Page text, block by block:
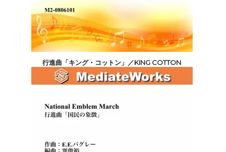
行進曲「キング・コットン」／KING COTTON
4,400円(税込)